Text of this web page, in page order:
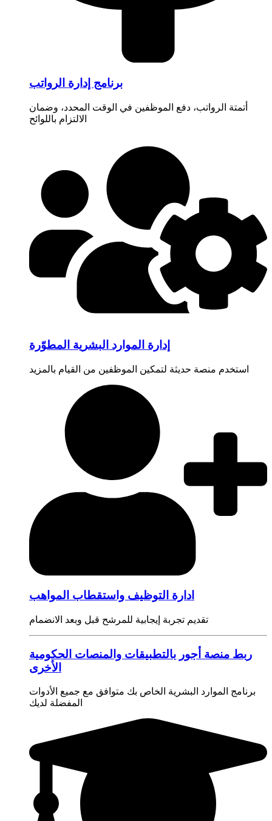
برنامج إدارة الرواتب
أتمتة الرواتب، دفع الموظفين في الوقت المحدد، وضمان
الالتزام باللوائح
إدارة الموارد البشرية المطوّرة
استخدم منصة حديثة لتمكين الموظفين من القيام بالمزيد
ادارة التوظيف واستقطاب المواهب
تقديم تجربة إيجابية للمرشح قبل وبعد الانضمام
ربط منصة أجور بالتطبيقات والمنصات الحكومية
الأخرى
برنامج الموارد البشرية الخاص بك متوافق مع جميع الأدوات
المفضلة لديك